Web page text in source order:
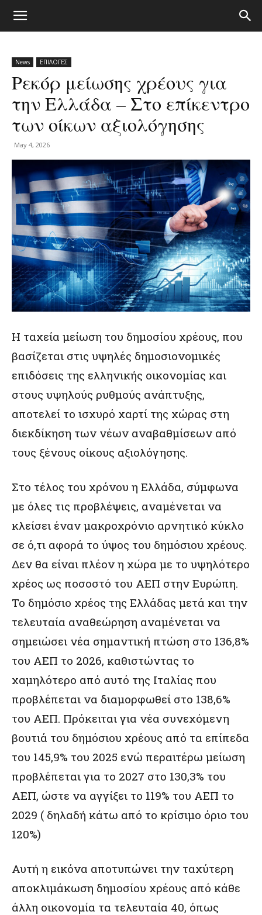
News ΕΠΙΛΟΓΕΣ
Ρεκόρ μείωσης χρέους για
την Ελλάδα – Στο επίκεντρο
των οίκων αξιολόγησης
May 4, 2026
Η ταχεία μείωση του δημοσίου χρέους, που
βασίζεται στις υψηλές δημοσιονομικές
επιδόσεις της ελληνικής οικονομίας και
στους υψηλούς ρυθμούς ανάπτυξης,
αποτελεί το ισχυρό χαρτί της χώρας στη
διεκδίκηση των νέων αναβαθμίσεων από
τους ξένους οίκους αξιολόγησης.
Στο τέλος του χρόνου η Ελλάδα, σύμφωνα
με όλες τις προβλέψεις, αναμένεται να
κλείσει έναν μακροχρόνιο αρνητικό κύκλο
σε ό,τι αφορά το ύψος του δημόσιου χρέους.
Δεν θα είναι πλέον η χώρα με το υψηλότερο
χρέος ως ποσοστό του ΑΕΠ στην Ευρώπη.
Το δημόσιο χρέος της Ελλάδας μετά και την
τελευταία αναθεώρηση αναμένεται να
σημειώσει νέα σημαντική πτώση στο 136,8%
του ΑΕΠ το 2026, καθιστώντας το
χαμηλότερο από αυτό της Ιταλίας που
προβλέπεται να διαμορφωθεί στο 138,6%
του ΑΕΠ. Πρόκειται για νέα συνεχόμενη
βουτιά του δημόσιου χρέους από τα επίπεδα
του 145,9% του 2025 ενώ περαιτέρω μείωση
προβλέπεται για το 2027 στο 130,3% του
ΑΕΠ, ώστε να αγγίξει το 119% του ΑΕΠ το
2029 ( δηλαδή κάτω από το κρίσιμο όριο του
120%)
Αυτή η εικόνα αποτυπώνει την ταχύτερη
αποκλιμάκωση δημοσίου χρέους από κάθε
άλλη οικονομία τα τελευταία 40, όπως